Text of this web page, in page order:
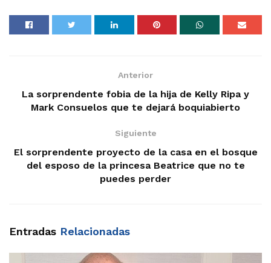
Anterior
La sorprendente fobia de la hija de Kelly Ripa y
Mark Consuelos que te dejará boquiabierto
Siguiente
El sorprendente proyecto de la casa en el bosque
del esposo de la princesa Beatrice que no te
puedes perder
Entradas Relacionadas